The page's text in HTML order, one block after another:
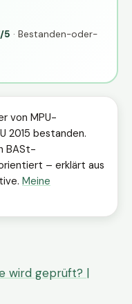
5 · Bestanden-oder-
von MPU-
2015 bestanden.
BASt-
– erklärt aus
Meine
wird geprüft? |